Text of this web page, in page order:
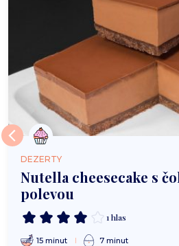
DEZERTY
Nutella cheesecake s
polevou
1 hlas
15 minut 7 minut